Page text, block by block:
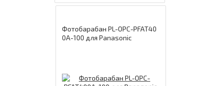
Фотобарабан PL-OPC-PFAT40
0A-100 для Panasonic